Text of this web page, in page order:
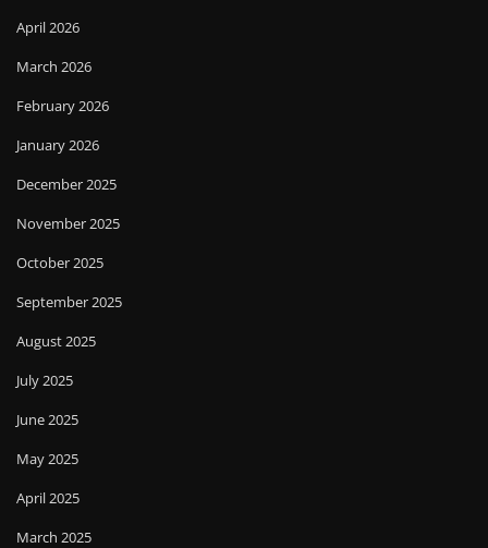
April 2026
March 2026
February 2026
January 2026
December 2025
November 2025
October 2025
September 2025
August 2025
July 2025
June 2025
May 2025
April 2025
March 2025